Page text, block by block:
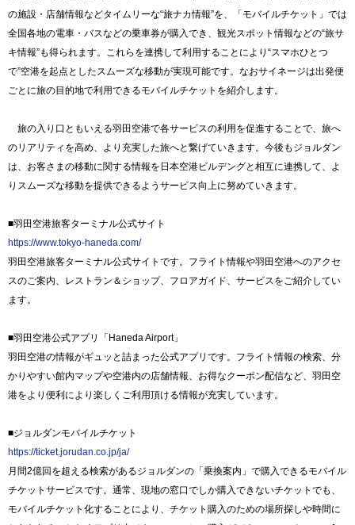
の施設・店舗情報などタイムリーな“旅ナカ情報”を、「モバイルチケット」では
全国各地の電車・バスなどの乗車券が購入でき、観光スポット情報などの“旅サ
キ情報”も得られます。これらを連携して利用することにより“スマホひとつ
で”空港を起点としたスムーズな移動が実現可能です。なおサイネージは出発便
ごとに旅の目的地で利用できるモバイルチケットを紹介します。
旅の入り口ともいえる羽田空港で各サービスの利用を促進することで、旅へ
のリアリティを高め、より充実した旅へと繋げていきます。今後もジョルダン
は、お客さまの移動に関する情報を日本空港ビルデングと相互に連携して、よ
りスムーズな移動を提供できるようサービス向上に努めていきます。
■羽田空港旅客ターミナル公式サイト
https://www.tokyo-haneda.com/
羽田空港旅客ターミナル公式サイトです。フライト情報や羽田空港へのアクセ
スのご案内、レストラン＆ショップ、フロアガイド、サービスをご紹介してい
ます。
■羽田空港公式アプリ「Haneda Airport」
羽田空港の情報がギュッと詰まった公式アプリです。フライト情報の検索、分
かりやすい館内マップや空港内の店舗情報、お得なクーポン配信など、羽田空
港をより便利により楽しくご利用頂ける情報が充実しています。
■ジョルダンモバイルチケット
https://ticket.jorudan.co.jp/ja/
月間2億回を超える検索があるジョルダンの「乗換案内」で購入できるモバイル
チケットサービスです。通常、現地の窓口でしか購入できないチケットでも、
モバイルチケット化することにより、チケット購入のための場所探しや時間に